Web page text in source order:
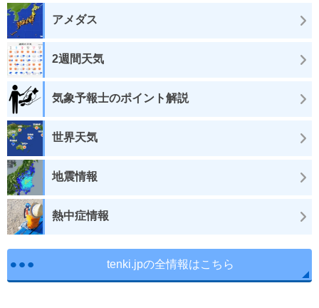
アメダス
2週間天気
気象予報士のポイント解説
世界天気
地震情報
熱中症情報
tenki.jpの全情報はこちら